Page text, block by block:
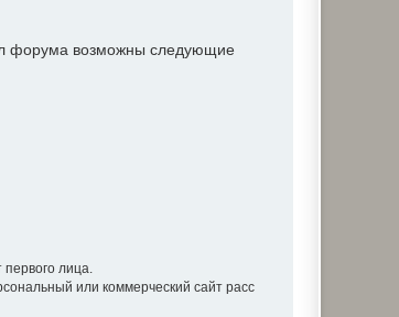
форума возможны следующие
лица.
или коммерческий сайт расс